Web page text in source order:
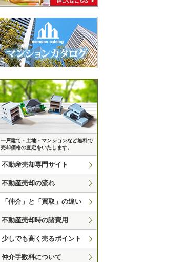
一戸建て・土地・マンションなど無料で
売却価格の査定をいたします。
不動産売却専門サイト
不動産売却の流れ
「仲介」と「買取」の違い
不動産売却時の諸費用
少しでも高く売るポイント
仲介手数料について